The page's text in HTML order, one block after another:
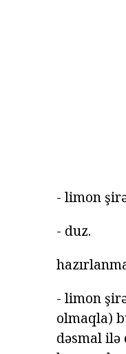
- limon
- duz.
- limon
olmaqla)
dəsmal ilə